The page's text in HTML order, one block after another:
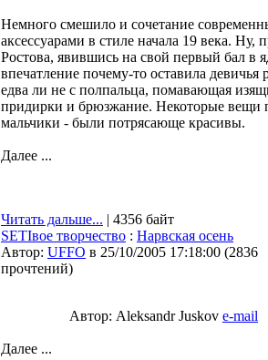
Немного смешило и сочетание
аксессуарами в стиле начала 19 века.
Ростова, явившись на свой первый бал в
впечатление почему-то оставила
едва ли не с полпальца, помавающая
придирки и брюзжание. Некоторые вещи
мальчики - были потрясающе красивы.
Далее ...
Читать дальше... | 4356 байт
SETIвое творчество : Нарвская осень
Автор: UFFO в 25/10/2005 17:18:00 (2836
прочтений)
Автор: Aleksandr Juskov e-mail
Далее ...